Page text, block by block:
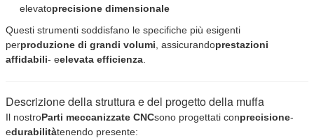
elevatoprecisione dimensionale
Questi strumenti soddisfano le specifiche più esigenti
perproduzione di grandi volumi , assicurandoprestazioni
affidabili- eelevata efficienza
Descrizione della struttura e del progetto della muffa
Il nostroParti meccanizzate CNCsono progettati conprecisione-
edurabilitàtenendo presente: